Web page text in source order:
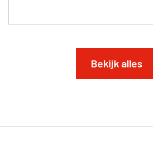
Bekijk alles